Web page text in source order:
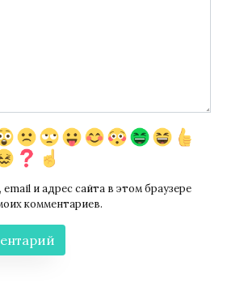
и адрес сайта в этом браузере
комментариев.